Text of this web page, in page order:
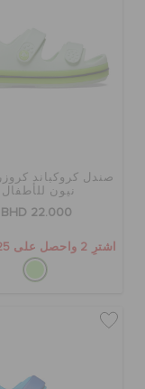
صندل كروكباند
نيون للأطفال
BHD 22.000
اشترِ 2 واحصل على 25% خصم